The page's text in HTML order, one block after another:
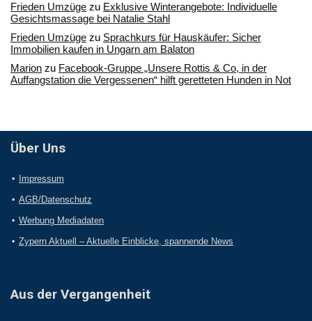
Frieden Umzüge zu Exklusive Winterangebote: Individuelle
Gesichtsmassage bei Natalie Stahl
Frieden Umzüge zu Sprachkurs für Hauskäufer: Sicher
Immobilien kaufen in Ungarn am Balaton
Marion zu Facebook-Gruppe „Unsere Rottis & Co, in der
Auffangstation die Vergessenen“ hilft geretteten Hunden in Not
Über Uns
Impressum
AGB/Datenschutz
Werbung Mediadaten
Zypern Aktuell – Aktuelle Einblicke, spannende News
Aus der Vergangenheit